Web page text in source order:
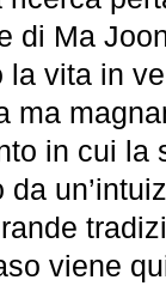
di Ma
vita in
ma
in cui la
viene